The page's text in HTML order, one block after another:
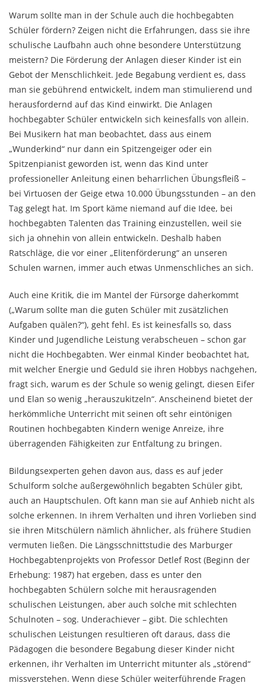
Warum sollte man in der Schule auch die hochbegabten
Schüler fördern? Zeigen nicht die Erfahrungen, dass sie ihre
schulische Laufbahn auch ohne besondere Unterstützung
meistern? Die Förderung der Anlagen dieser Kinder ist ein
Gebot der Menschlichkeit. Jede Begabung verdient es, dass
man sie gebührend entwickelt, indem man stimulierend und
herausfordernd auf das Kind einwirkt. Die Anlagen
hochbegabter Schüler entwickeln sich keinesfalls von allein.
Bei Musikern hat man beobachtet, dass aus einem
„Wunderkind“ nur dann ein Spitzengeiger oder ein
Spitzenpianist geworden ist, wenn das Kind unter
professioneller Anleitung einen beharrlichen Übungsfleiß –
bei Virtuosen der Geige etwa 10.000 Übungsstunden – an den
Tag gelegt hat. Im Sport käme niemand auf die Idee, bei
hochbegabten Talenten das Training einzustellen, weil sie
sich ja ohnehin von allein entwickeln. Deshalb haben
Ratschläge, die vor einer „Elitenförderung“ an unseren
Schulen warnen, immer auch etwas Unmenschliches an sich.
Auch eine Kritik, die im Mantel der Fürsorge daherkommt
(„Warum sollte man die guten Schüler mit zusätzlichen
Aufgaben quälen?“), geht fehl. Es ist keinesfalls so, dass
Kinder und Jugendliche Leistung verabscheuen – schon gar
nicht die Hochbegabten. Wer einmal Kinder beobachtet hat,
mit welcher Energie und Geduld sie ihren Hobbys nachgehen,
fragt sich, warum es der Schule so wenig gelingt, diesen Eifer
und Elan so wenig „herauszukitzeln“. Anscheinend bietet der
herkömmliche Unterricht mit seinen oft sehr eintönigen
Routinen hochbegabten Kindern wenige Anreize, ihre
überragenden Fähigkeiten zur Entfaltung zu bringen.
Bildungsexperten gehen davon aus, dass es auf jeder
Schulform solche außergewöhnlich begabten Schüler gibt,
auch an Hauptschulen. Oft kann man sie auf Anhieb nicht als
solche erkennen. In ihrem Verhalten und ihren Vorlieben sind
sie ihren Mitschülern nämlich ähnlicher, als frühere Studien
vermuten ließen. Die Längsschnittstudie des Marburger
Hochbegabtenprojekts von Professor Detlef Rost (Beginn der
Erhebung: 1987) hat ergeben, dass es unter den
hochbegabten Schülern solche mit herausragenden
schulischen Leistungen, aber auch solche mit schlechten
Schulnoten – sog. Underachiever – gibt. Die schlechten
schulischen Leistungen resultieren oft daraus, dass die
Pädagogen die besondere Begabung dieser Kinder nicht
erkennen, ihr Verhalten im Unterricht mitunter als „störend“
missverstehen. Wenn diese Schüler weiterführende Fragen